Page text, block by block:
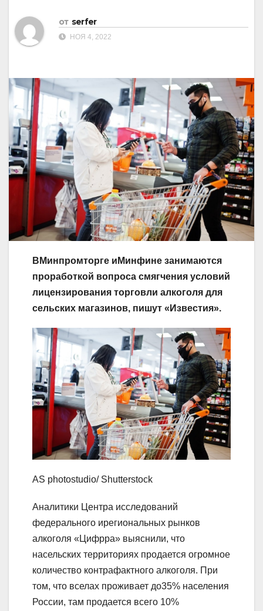
от serfer
НОЯ 4, 2022
ВМинпромторге иМинфине занимаются
проработкой вопроса смягчения условий
лицензирования торговли алкоголя для
сельских магазинов, пишут «Известия».
AS photostudio/ Shutterstock
Аналитики Центра исследований
федерального ирегиональных рынков
алкоголя «Цифрра» выяснили, что
насельских территориях продается огромное
количество контрафактного алкоголя. При
том, что вселах проживает до35% населения
России, там продается всего 10%